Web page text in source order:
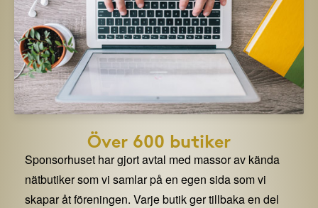
Över 600 butiker
Sponsorhuset har gjort avtal med massor av kända
nätbutiker som vi samlar på en egen sida som vi
skapar åt föreningen. Varje butik ger tillbaka en del